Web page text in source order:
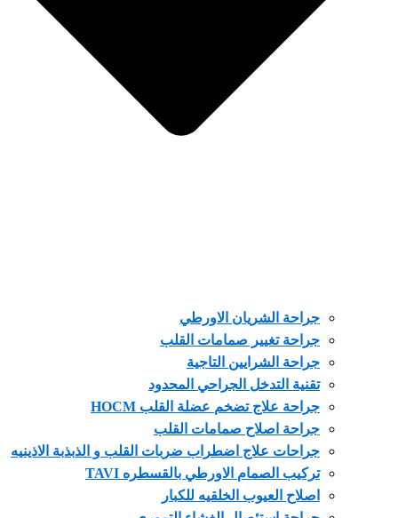
جراحة الشريان الاورطي
جراحة تغيير صمامات القلب
جراحة الشرايين التاجية
تقنية التدخل الجراحي المحدود
جراحة علاج تضخم عضلة القلب HOCM
جراحة اصلاح صمامات القلب
جراحات علاج اضطراب ضربات القلب و الذبذبة الاذينيه
تركيب الصمام الاورطي بالقسطره TAVI
اصلاح العيوب الخلقيه للكبار